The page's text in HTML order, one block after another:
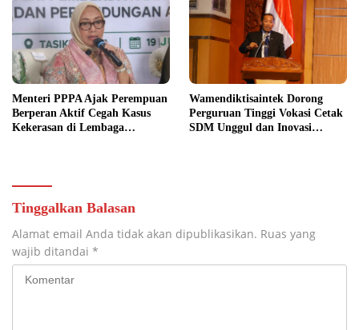
Menteri PPPA Ajak Perempuan
Berperan Aktif Cegah Kasus
Kekerasan di Lembaga
Wamendiktisaintek Dorong
Perguruan Tinggi Vokasi Cetak
SDM Unggul dan Inovasi
Tinggalkan Balasan
Alamat email Anda tidak akan dipublikasikan. Ruas yang
wajib ditandai *